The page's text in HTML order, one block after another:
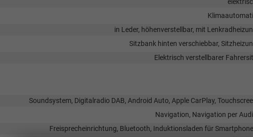
in Leder, höhenverstellbar, mit
Sitzbank hinten verschiebbar,
Elektrisch verstellbarer
Soundsystem, Digitalradio DAB, Android Auto, Apple CarPlay,
Navigation, Navigation per
Freisprecheinrichtung, Bluetooth, Induktionsladen für